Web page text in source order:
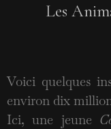
Les
Voici quelques
environ dix
Ici, une jeune